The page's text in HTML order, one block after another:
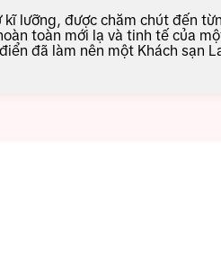
lưỡng, được chăm chút đến
toàn mới lạ và tinh tế của
đã làm nên một Khách sạn